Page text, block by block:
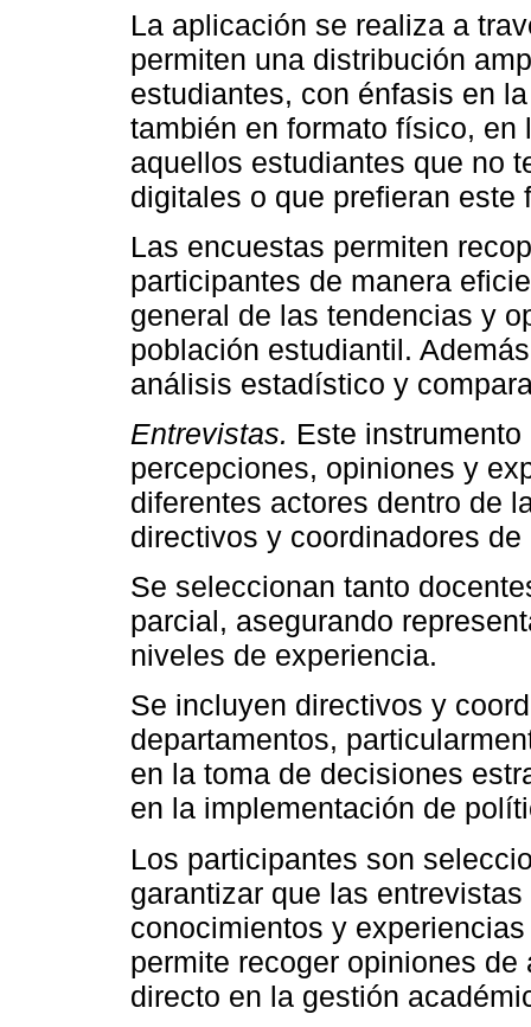
La aplicación se realiza a
permiten una distribución
estudiantes, con énfasis en
también en formato físico,
aquellos estudiantes que no
digitales o que prefieran este
Las encuestas permiten
participantes de manera
general de las tendencias y
población estudiantil.
análisis estadístico y
Entrevistas. Este
percepciones, opiniones y
diferentes actores dentro de
directivos y coordinadores
Se seleccionan tanto
parcial, asegurando
niveles de experiencia.
Se incluyen directivos y
departamentos,
en la toma de decisiones
en la implementación de
Los participantes son
garantizar que las
conocimientos y
permite recoger opiniones
directo en la gestión